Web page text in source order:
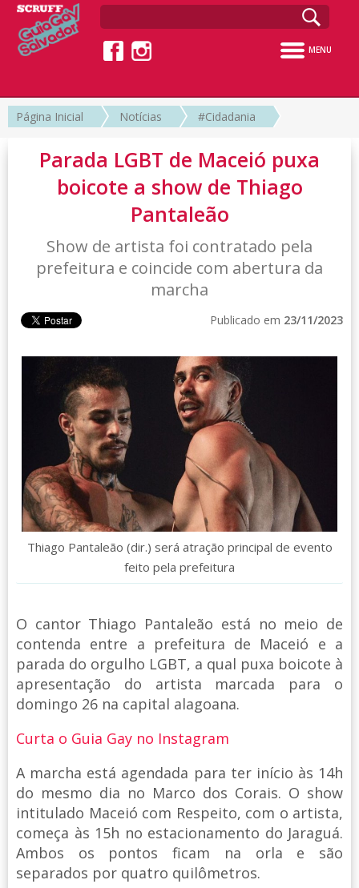
MENU
Página Inicial Notícias #Cidadania
Parada LGBT de Maceió puxa
boicote a show de Thiago
Pantaleão
Show de artista foi contratado pela
prefeitura e coincide com abertura da
marcha
Publicado em 23/11/2023
Thiago Pantaleão (dir.) será atração principal de evento
feito pela prefeitura
O cantor Thiago Pantaleão está no meio de
contenda entre a prefeitura de Maceió e a
parada do orgulho LGBT, a qual puxa boicote à
apresentação do artista marcada para o
domingo 26 na capital alagoana.
Curta o Guia Gay no Instagram
A marcha está agendada para ter início às 14h
do mesmo dia no Marco dos Corais. O show
intitulado Maceió com Respeito, com o artista,
começa às 15h no estacionamento do Jaraguá.
Ambos os pontos ficam na orla e são
separados por quatro quilômetros.